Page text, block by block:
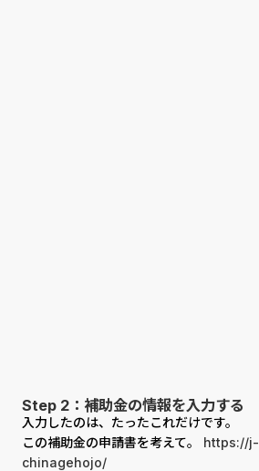
Step 2：補助金の情報を入力する
入力したのは、たったこれだけです。
この補助金の申請書を考えて。 https://
chinagehojo/